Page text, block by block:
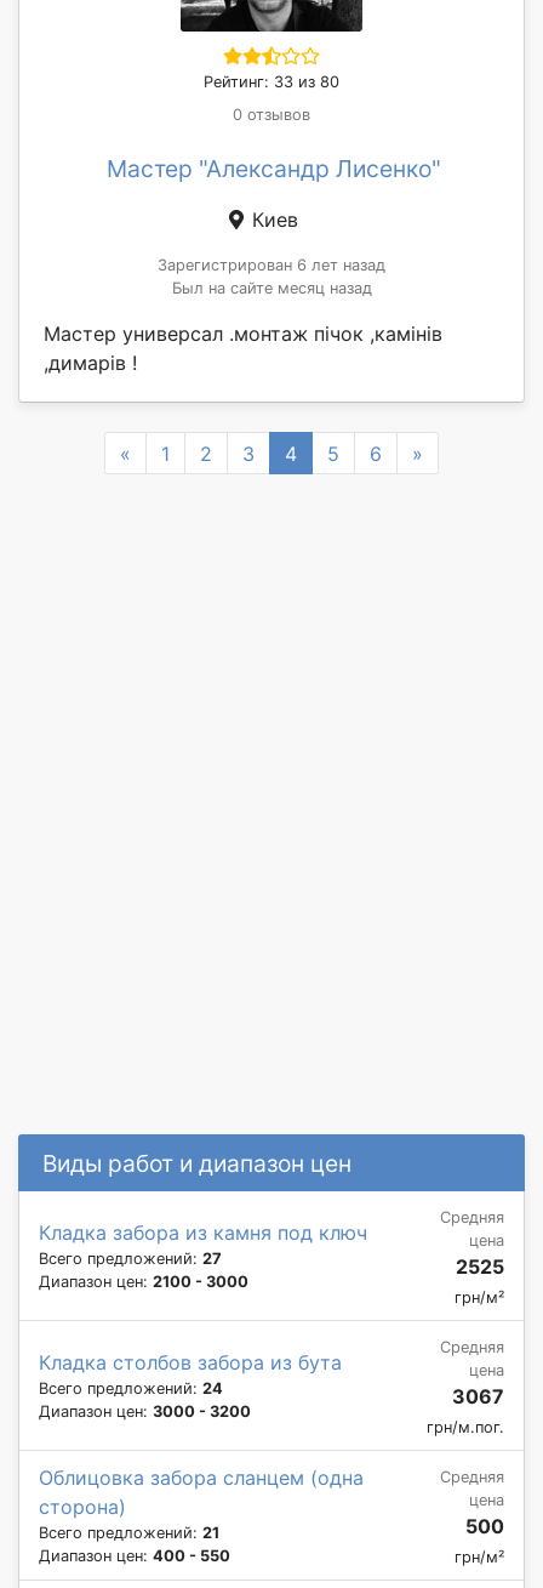
Виды работ и диапазон цен
Кладка забора из камня под ключ
Всего предложений: 27
Диапазон цен: 2100 - 3000
Средняя
цена
2525
грн/м²
Кладка столбов забора из бута
Всего предложений: 24
Диапазон цен: 3000 - 3200
Средняя
цена
3067
грн/м.пог.
Облицовка забора сланцем (одна
сторона)
Всего предложений: 21
Диапазон цен: 400 - 550
Средняя
цена
500
грн/м²
Рейтинг: 33 из 80
0 отзывов
Мастер "Александр Лисенко"
Киев
Зарегистрирован 6 лет назад
Был на сайте месяц назад
Мастер универсал .монтаж пічок ,камінів
,димарів !
« Previous
1 2 3 4 5 6 »